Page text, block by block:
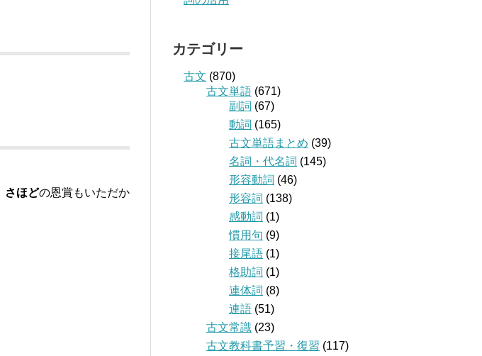
さほどの恩賞もいただか
カテゴリー
古文 (870)
古文単語 (671)
副詞 (67)
動詞 (165)
古文単語まとめ (39)
名詞・代名詞 (145)
形容動詞 (46)
形容詞 (138)
感動詞 (1)
慣用句 (9)
接尾語 (1)
格助詞 (1)
連体詞 (8)
連語 (51)
古文常識 (23)
古文教科書予習・復習 (117)